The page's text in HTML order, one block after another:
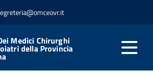
Medici Chirurghi
della Provincia